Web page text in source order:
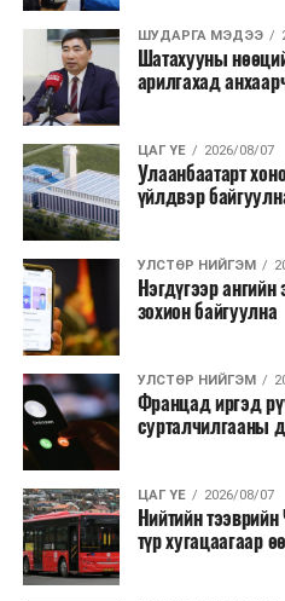
ШУДАРГА МЭДЭЭ
Шатахууны
арилгахад
ЦАГ ҮЕ 2026/08/07
Улаанбаатарт
үйлдвэр
УЛСТӨР НИЙГЭМ
Нэгдүгээр
зохион байгуулна
УЛСТӨР НИЙГЭМ
Францад иргэд
сурталчилгааны
ЦАГ ҮЕ 2026/08/07
Нийтийн
түр хугацаагаар